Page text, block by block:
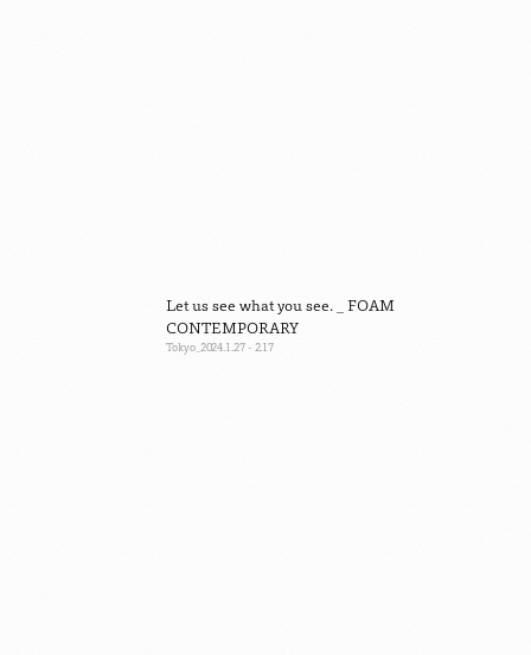
Let us see what you see. _ FOAM
CONTEMPORARY
Tokyo 2024.1.27 - 2.17